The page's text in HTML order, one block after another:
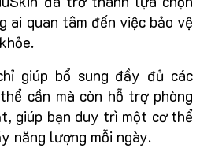
ai quan tâm đến việc bảo vệ
giúp bổ sung đầy đủ các
cần mà còn hỗ trợ phòng
giúp bạn duy trì một cơ thể
năng lượng mỗi ngày.